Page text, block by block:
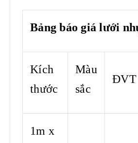
Bảng báo giá lưới
Kích
thước
Màu
sắc
ĐVT
1m x